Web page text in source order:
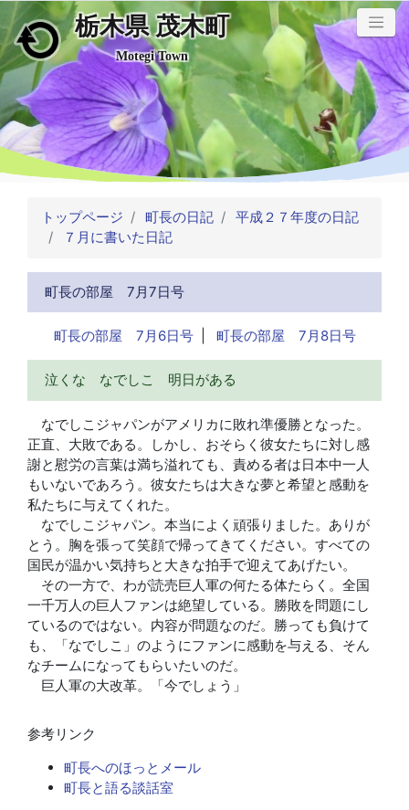
メインコンテンツにスキップ
栃木県 茂木町
Motegi Town
トップページ 町長の日記
平成２７年度の日記
７月に書いた日記
町長の部屋 7月7日号
町長の部屋 7月6日号| 町長の部屋 7月8日号
泣くな なでしこ 明日がある
なでしこジャパンがアメリカに敗れ準優勝となった。
正直、大敗である。しかし、おそらく彼女たちに対し感
謝と慰労の言葉は満ち溢れても、責める者は日本中一人
もいないであろう。彼女たちは大きな夢と希望と感動を
私たちに与えてくれた。
なでしこジャパン。本当によく頑張りました。ありが
とう。胸を張って笑顔で帰ってきてください。すべての
国民が温かい気持ちと大きな拍手で迎えてあげたい。
その一方で、わが読売巨人軍の何たる体たらく。全国
一千万人の巨人ファンは絶望している。勝敗を問題にし
ているのではない。内容が問題なのだ。勝っても負けて
も、「なでしこ」のようにファンに感動を与える、そん
なチームになってもらいたいのだ。
巨人軍の大改革。「今でしょう」
参考リンク
町長へのほっとメール
町長と語る談話室